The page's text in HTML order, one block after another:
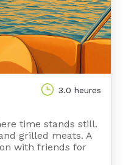
3.0 heures
time stands still.
grilled meats. A
with friends for